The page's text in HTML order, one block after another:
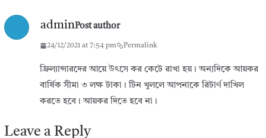
adminPost author
24/12/2021 at 7:54 pm Permalink
ফ্রিল্যান্সারদের আয়ে উৎসে কর কেটে রাখা হয়। অন্যদিকে আয়কর
বার্ষিক সীমা ৩ লক্ষ টাকা। টিন খুললে আপনাকে রিটার্ণ দাখিল
করতে হবে। আয়কর দিতে হবে না।
Leave a Reply